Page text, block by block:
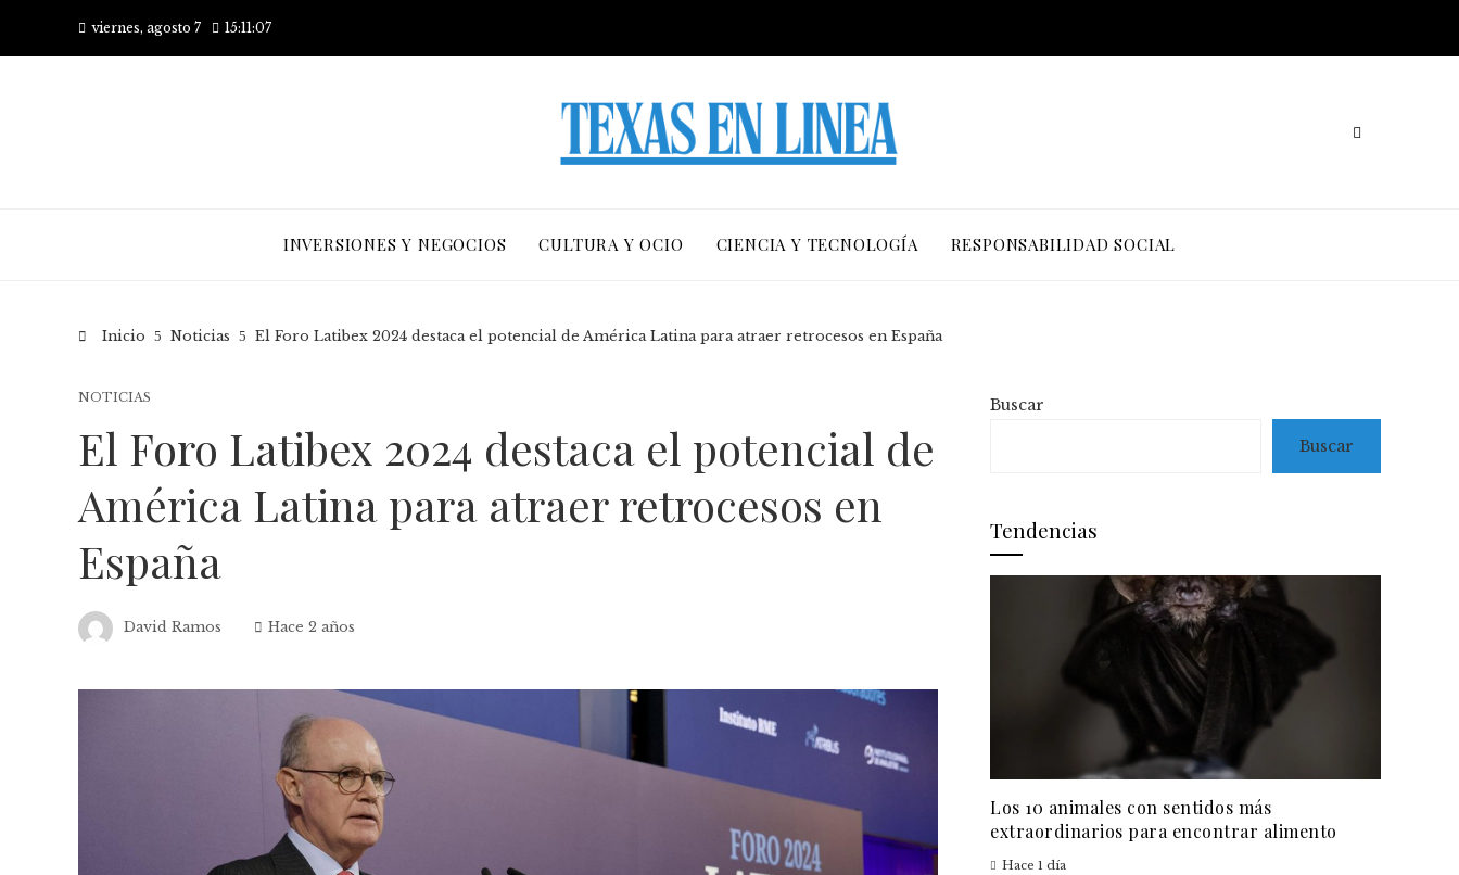
viernes, agosto 7 15:11:08
INVERSIONES Y NEGOCIOS CULTURA Y OCIO CIENCIA Y TECNOLOGÍA RESPONSABILIDAD SOCIAL
Inicio Noticias El Foro Latibex 2024 destaca el potencial de América Latina para atraer retrocesos en España
NOTICIAS
El Foro Latibex 2024 destaca el potencial de
América Latina para atraer retrocesos en
España
David Ramos Hace 2 años
Buscar
Buscar
Tendencias
Los 10 animales con sentidos más
extraordinarios para encontrar alimento
Hace 1 día